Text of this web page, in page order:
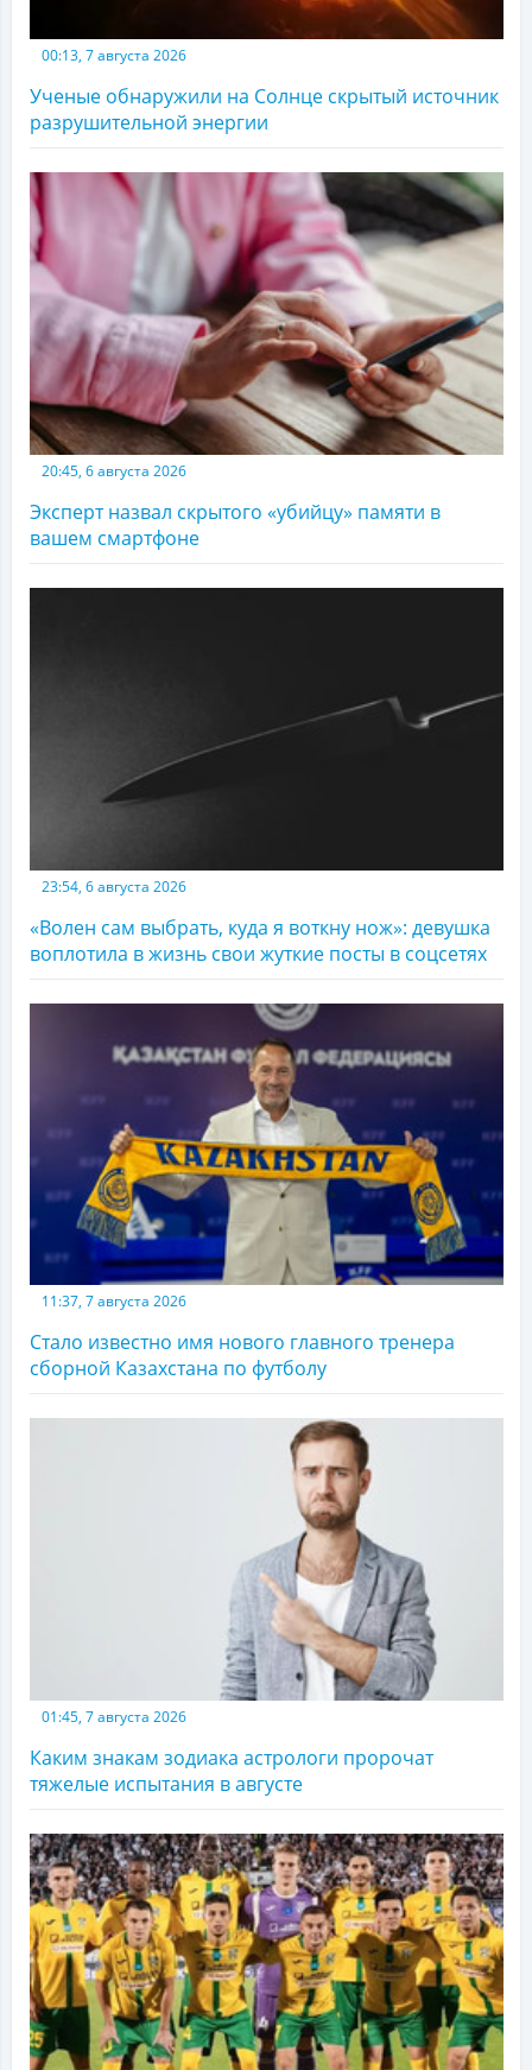
00:13, 7 августа 2026
Ученые обнаружили на Солнце скрытый источник
разрушительной энергии
20:45, 6 августа 2026
Эксперт назвал скрытого «убийцу» памяти в
вашем смартфоне
23:54, 6 августа 2026
«Волен сам выбрать, куда я воткну нож»: девушка
воплотила в жизнь свои жуткие посты в соцсетях
11:37, 7 августа 2026
Стало известно имя нового главного тренера
сборной Казахстана по футболу
01:45, 7 августа 2026
Каким знакам зодиака астрологи пророчат
тяжелые испытания в августе